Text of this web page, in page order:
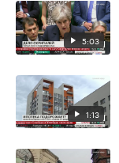
5:03
1:13